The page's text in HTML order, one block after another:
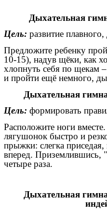
Дыхательная
Цель: развитие
Предложите ребенку
10-15), надув щёки, как
хлопнуть себя по щекам
и пройти ещё немного,
Дыхательная
Цель: формировать
Расположите ноги
лягушонок быстро и
прыжки: слегка
вперед. Приземлившись,
четыре раза.
Дыхательная